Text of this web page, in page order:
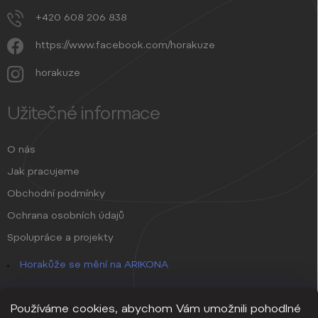
Používáme cookies, abychom Vám umožnili pohodlné
+420 608 206 838
https://www.facebook.com/horakuze
horakuze
Užitečné informace
O nás
Jak pracujeme
Obchodní podmínky
Ochrana osobních údajů
Spolupráce a projekty
Horakůže se mění na ARIKONA